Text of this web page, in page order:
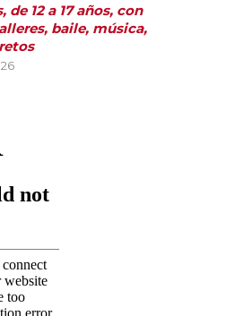
de 12 a 17 años, con
baile, música,